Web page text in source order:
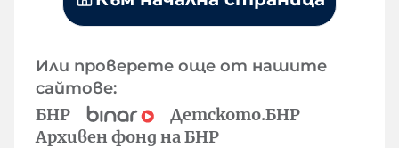
Или проверете още от нашите
сайтове:
БНР
Детското.БНР
Архивен фонд на БНР